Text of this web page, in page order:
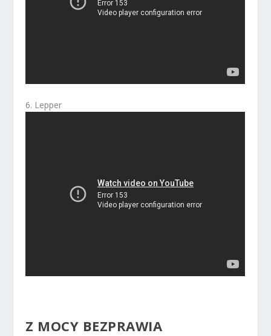
6. Lepper
Z MOCY BEZPRAWIA